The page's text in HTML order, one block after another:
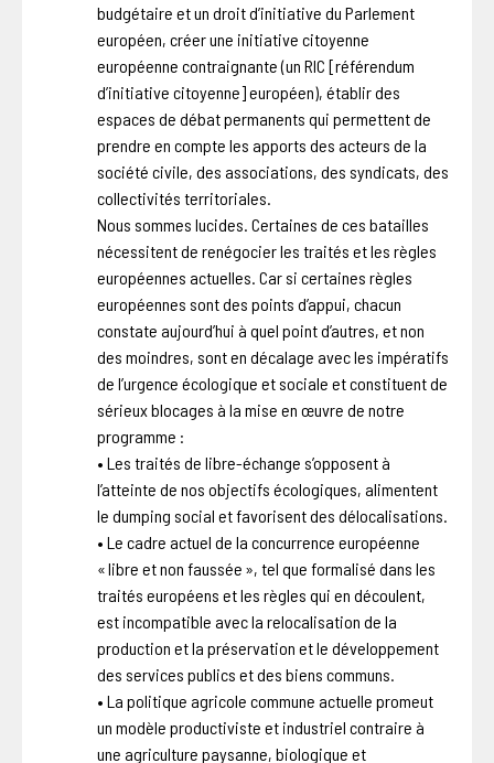
budgétaire et un droit d’initiative du Parlement
européen, créer une initiative citoyenne
européenne contraignante (un RIC [référendum
d’initiative citoyenne] européen), établir des
espaces de débat permanents qui permettent de
prendre en compte les apports des acteurs de la
société civile, des associations, des syndicats, des
collectivités territoriales.
Nous sommes lucides. Certaines de ces batailles
nécessitent de renégocier les traités et les règles
européennes actuelles. Car si certaines règles
européennes sont des points d’appui, chacun
constate aujourd’hui à quel point d’autres, et non
des moindres, sont en décalage avec les impératifs
de l’urgence écologique et sociale et constituent de
sérieux blocages à la mise en œuvre de notre
programme :
• Les traités de libre-échange s’opposent à
l’atteinte de nos objectifs écologiques, alimentent
le dumping social et favorisent des délocalisations.
• Le cadre actuel de la concurrence européenne
« libre et non faussée », tel que formalisé dans les
traités européens et les règles qui en découlent,
est incompatible avec la relocalisation de la
production et la préservation et le développement
des services publics et des biens communs.
• La politique agricole commune actuelle promeut
un modèle productiviste et industriel contraire à
une agriculture paysanne, biologique et